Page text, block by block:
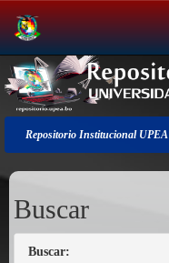
Salir
de
la
navegación
Repositorio Institucional UPEA
Buscar
Buscar: